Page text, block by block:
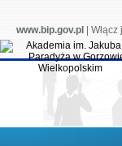
www.bip.gov.pl